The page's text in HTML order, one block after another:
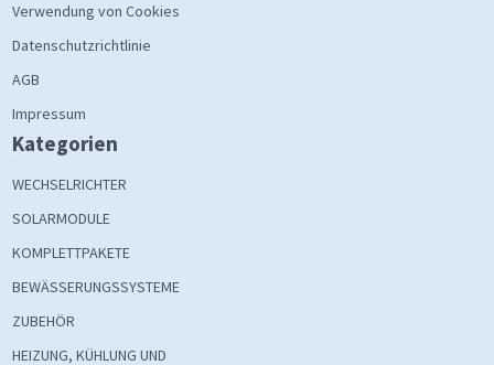
Verwendung von Cookies
Datenschutzrichtlinie
AGB
Impressum
Kategorien
WECHSELRICHTER
SOLARMODULE
KOMPLETTPAKETE
BEWÄSSERUNGSSYSTEME
ZUBEHÖR
HEIZUNG, KÜHLUNG UND